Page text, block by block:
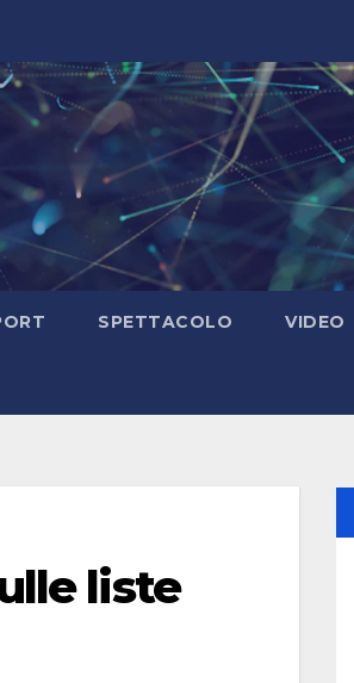
SPETTACOLO VIDEO
liste